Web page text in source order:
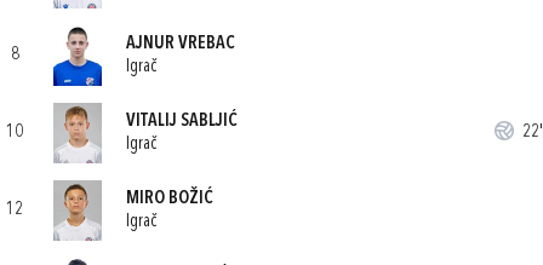
8
AJNUR VREBAC
Igrač
10
VITALIJ SABLJIĆ
Igrač
22'
12
MIRO BOŽIĆ
Igrač